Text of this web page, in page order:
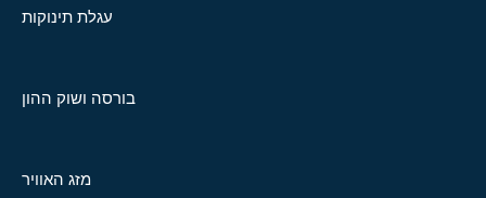
עגלת תינוקות
בורסה ושוק ההון
מזג האוויר